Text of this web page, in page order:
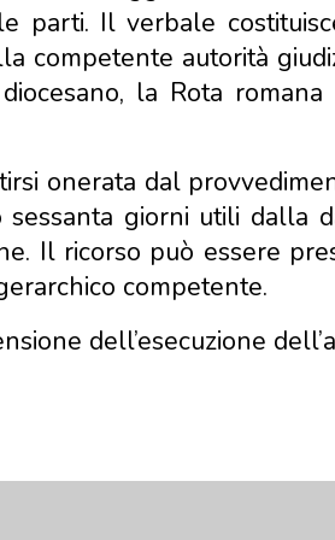
parti. Il verbale
competente autorità
la Rota
onerata dal
sessanta giorni utili dalla
Il ricorso può essere
competente.
dell’esecuzione